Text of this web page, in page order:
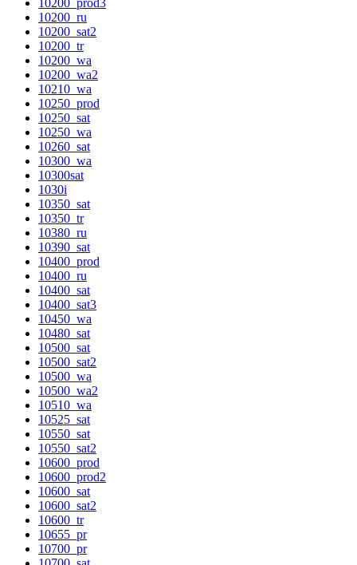
10200_ru
10200_sat2
10200_tr
10200_wa
10200_wa2
10210_wa
10250_prod
10250_sat
10250_wa
10260_sat
10300_wa
10300sat
1030i
10350_sat
10350_tr
10380_ru
10390_sat
10400_prod
10400_ru
10400_sat
10400_sat3
10450_wa
10480_sat
10500_sat
10500_sat2
10500_wa
10500_wa2
10510_wa
10525_sat
10550_sat
10550_sat2
10600_prod
10600_prod2
10600_sat
10600_sat2
10600_tr
10655_pr
10700_pr